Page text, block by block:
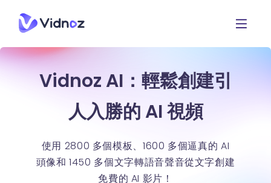
Vidnoz AI：輕鬆創建引
人入勝的 AI 視頻
使用 2800 多個模板、1600 多個逼真的 AI
頭像和 1450 多個文字轉語音聲音從文字創建
免費的 AI 影片！